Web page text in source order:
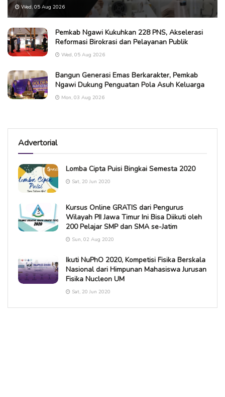
Wed, 05 Aug 2026
Pemkab Ngawi Kukuhkan 228 PNS, Akselerasi
Reformasi Birokrasi dan Pelayanan Publik
Wed, 05 Aug 2026
Bangun Generasi Emas Berkarakter, Pemkab
Ngawi Dukung Penguatan Pola Asuh Keluarga
Mon, 03 Aug 2026
Advertorial
Lomba Cipta Puisi Bingkai Semesta 2020
Sat, 20 Jun 2020
Kursus Online GRATIS dari Pengurus
Wilayah PII Jawa Timur Ini Bisa Diikuti oleh
200 Pelajar SMP dan SMA se-Jatim
Sun, 02 Aug 2020
Ikuti NuPhO 2020, Kompetisi Fisika Berskala
Nasional dari Himpunan Mahasiswa Jurusan
Fisika Nucleon UM
Sat, 20 Jun 2020